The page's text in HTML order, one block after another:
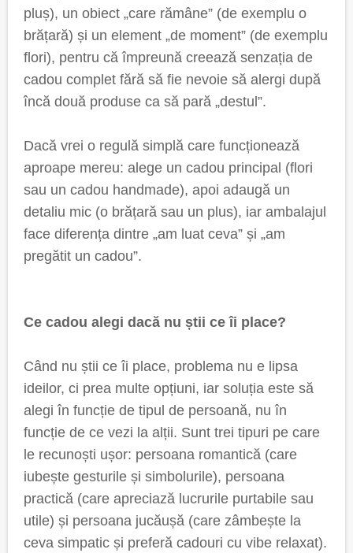
pluș), un obiect „care rămâne” (de exemplu o
brățară) și un element „de moment” (de exemplu
flori), pentru că împreună creează senzația de
cadou complet fără să fie nevoie să alergi după
încă două produse ca să pară „destul”.
Dacă vrei o regulă simplă care funcționează
aproape mereu: alege un cadou principal (flori
sau un cadou handmade), apoi adaugă un
detaliu mic (o brățară sau un plus), iar ambalajul
face diferența dintre „am luat ceva” și „am
pregătit un cadou”.
Ce cadou alegi dacă nu știi ce îi place?
Când nu știi ce îi place, problema nu e lipsa
ideilor, ci prea multe opțiuni, iar soluția este să
alegi în funcție de tipul de persoană, nu în
funcție de ce vezi la alții. Sunt trei tipuri pe care
le recunoști ușor: persoana romantică (care
iubește gesturile și simbolurile), persoana
practică (care apreciază lucrurile purtabile sau
utile) și persoana jucăușă (care zâmbește la
ceva simpatic și preferă cadouri cu vibe relaxat).